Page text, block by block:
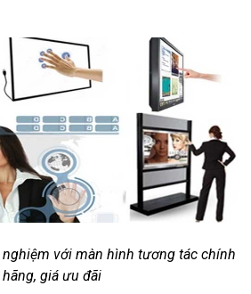
nghiệm với màn hình tương tác chính
hãng, giá ưu đãi